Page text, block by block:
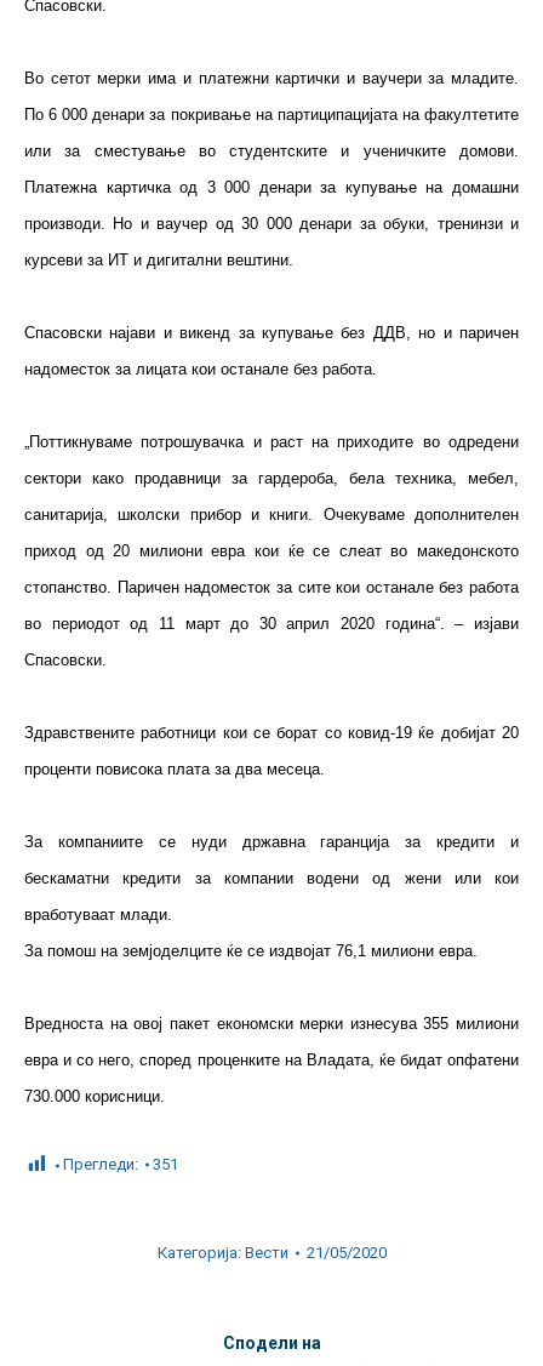
Спасовски.
Во сетот мерки има и платежни картички и ваучери за младите.
По 6 000 денари за покривање на партиципацијата на факултетите
или за сместување во студентските и ученичките домови.
Платежна картичка од 3 000 денари за купување на домашни
производи. Но и ваучер од 30 000 денари за обуки, тренинзи и
курсеви за ИТ и дигитални вештини.
Спасовски најави и викенд за купување без ДДВ, но и паричен
надоместок за лицата кои останале без работа.
„Поттикнуваме потрошувачка и раст на приходите во одредени
сектори како продавници за гардероба, бела техника, мебел,
санитарија, школски прибор и книги. Очекуваме дополнителен
приход од 20 милиони евра кои ќе се слеат во македонското
стопанство. Паричен надоместок за сите кои останале без работа
во периодот од 11 март до 30 април 2020 година“. – изјави
Спасовски.
Здравствените работници кои се борат со ковид-19 ќе добијат 20
проценти повисока плата за два месеца.
За компаниите се нуди државна гаранција за кредити и
бескаматни кредити за компании водени од жени или кои
вработуваат млади.
За помош на земјоделците ќе се издвојат 76,1 милиони евра.
Вредноста на овој пакет економски мерки изнесува 355 милиони
евра и со него, според проценките на Владата, ќе бидат опфатени
730.000 корисници.
Прегледи: 351
Категорија: Вести 21/05/2020
Сподели на